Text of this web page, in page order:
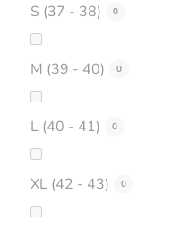
S (37 - 38) 0
M (39 - 40) 0
L (40 - 41) 0
XL (42 - 43) 0